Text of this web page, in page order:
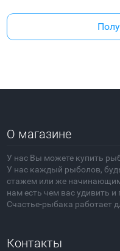
О магазине
У нас Вы можете купить
У нас каждый рыболов,
стажем или же
нам есть чем вас удивить
Счастье-рыбака работает
Контакты